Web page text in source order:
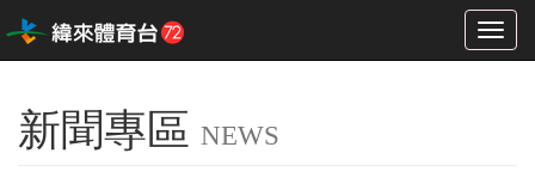
Toggle
新聞專區 NEWS